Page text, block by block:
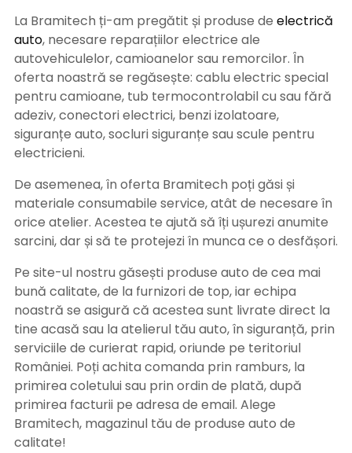
La Bramitech ți-am pregătit și produse de electrică
auto, necesare reparațiilor electrice ale
autovehiculelor, camioanelor sau remorcilor. În
oferta noastră se regăsește: cablu electric special
pentru camioane, tub termocontrolabil cu sau fără
adeziv, conectori electrici, benzi izolatoare,
siguranțe auto, socluri siguranțe sau scule pentru
electricieni.
De asemenea, în oferta Bramitech poți găsi și
materiale consumabile service, atât de necesare în
orice atelier. Acestea te ajută să îți ușurezi anumite
sarcini, dar și să te protejezi în munca ce o desfășori.
Pe site-ul nostru găsești produse auto de cea mai
bună calitate, de la furnizori de top, iar echipa
noastră se asigură că acestea sunt livrate direct la
tine acasă sau la atelierul tău auto, în siguranță, prin
serviciile de curierat rapid, oriunde pe teritoriul
României. Poți achita comanda prin ramburs, la
primirea coletului sau prin ordin de plată, după
primirea facturii pe adresa de email. Alege
Bramitech, magazinul tău de produse auto de
calitate!